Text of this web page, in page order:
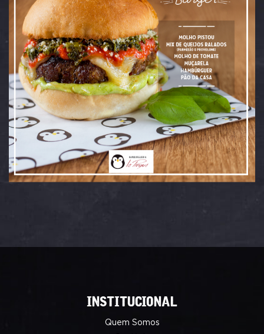
INSTITUCIONAL
Quem Somos